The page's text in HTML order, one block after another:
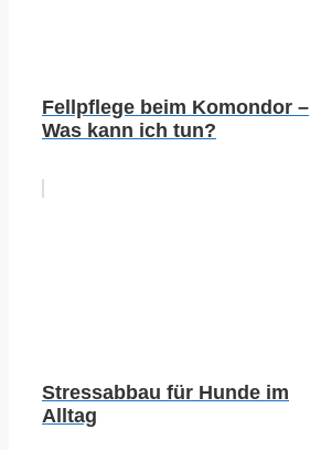
Fellpflege beim Komondor –
Was kann ich tun?
Stressabbau für Hunde im
Alltag